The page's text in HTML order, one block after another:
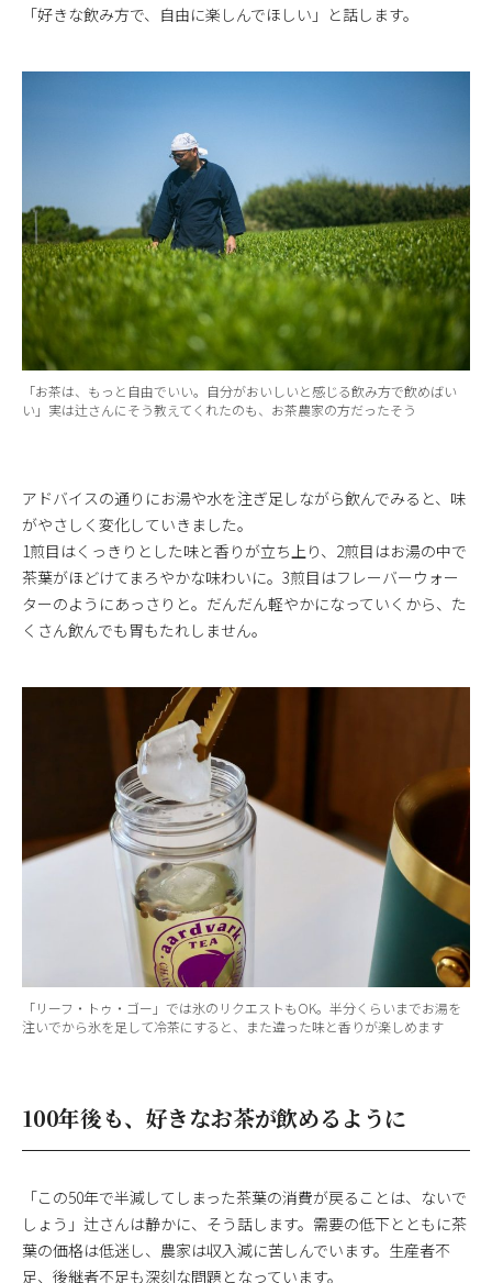
「好きな飲み方で、自由に楽しんでほしい」と話します。
「お茶は、もっと自由でいい。自分がおいしいと感じる飲み方で飲めばい
い」実は辻さんにそう教えてくれたのも、お茶農家の方だったそう
アドバイスの通りにお湯や水を注ぎ足しながら飲んでみると、味
がやさしく変化していきました。
1煎目はくっきりとした味と香りが立ち上り、2煎目はお湯の中で
茶葉がほどけてまろやかな味わいに。3煎目はフレーバーウォー
ターのようにあっさりと。だんだん軽やかになっていくから、た
くさん飲んでも胃もたれしません。
「リーフ・トゥ・ゴー」では氷のリクエストもOK。半分くらいまでお湯を
注いでから氷を足して冷茶にすると、また違った味と香りが楽しめます
100年後も、好きなお茶が飲めるように
「この50年で半減してしまった茶葉の消費が戻ることは、ないで
しょう」辻さんは静かに、そう話します。需要の低下とともに茶
葉の価格は低迷し、農家は収入減に苦しんでいます。生産者不
足、後継者不足も深刻な問題となっています。